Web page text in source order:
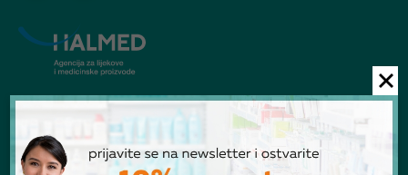
© Ljekarna Talan 2026